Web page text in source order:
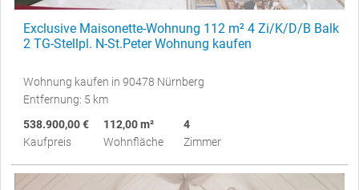
Exclusive Maisonette-Wohnung 112 m² 4 Zi/K/D/B Balk
2 TG-Stellpl. N-St.Peter Wohnung kaufen
Wohnung kaufen in 90478 Nürnberg
Entfernung: 5 km
538.900,00 €
Kaufpreis
112,00 m²
Wohnfläche
4
Zimmer